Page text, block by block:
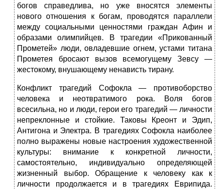
богов справедлива, но уже вносятся элементы
нового отношения к богам, проводятся параллели
между социальными ценностями граждан Афин и
образами олимпийцев. В трагедии «Прикованный
Прометей» люди, овладевшие огнем, устами титана
Прометея бросают вызов всемогущему Зевсу —
жестокому, внушающему ненависть тирану.
Конфликт трагедий Софокла — противоборство
человека и неотвратимого рока. Воля богов
всесильна, но и люди, герои его трагедий — личности
непреклонные и стойкие. Таковы Креонт и Эдип,
Антигона и Электра. В трагедиях Софокла наиболее
полно выражены новые настроения художественной
культуры: внимание к конкретной личности,
самостоятельно, индивидуально определяющей
жизненный выбор. Обращение к человеку как к
личности продолжается и в трагедиях Еврипида.